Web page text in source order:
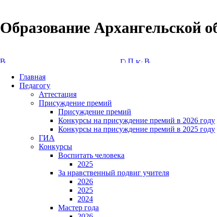
Образование Архангельской
Главная
Педагогу
Аттестация
Присуждение премий
Присуждение премий
Конкурсы на присуждение премий в 2026 году
Конкурсы на присуждение премий в 2025 году
ГИА
Конкурсы
Воспитать человека
2025
За нравственный подвиг учителя
2026
2025
2024
Мастер года